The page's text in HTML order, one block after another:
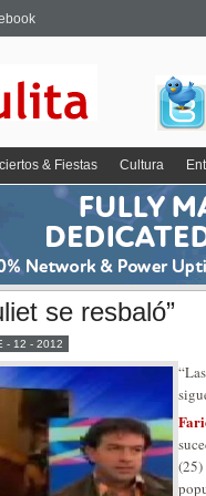
& Fiestas Cultura
se resbaló”
- 12 - 2012
(25)